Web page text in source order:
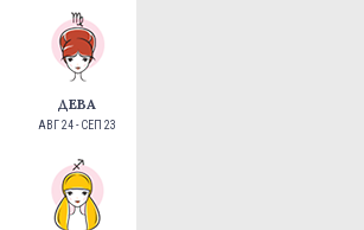
ДЕВА
АВГ 24 - СЕП 23